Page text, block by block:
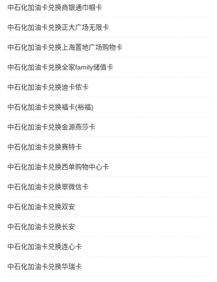
中石化加油卡兑换商银通巾帼卡
中石化加油卡兑换正大广场无限卡
中石化加油卡兑换上海置地广场购物卡
中石化加油卡兑换全家family储值卡
中石化加油卡兑换迪卡侬卡
中石化加油卡兑换福卡(裕福)
中石化加油卡兑换金源燕莎卡
中石化加油卡兑换赛特卡
中石化加油卡兑换西单购物中心卡
中石化加油卡兑换翠微信卡
中石化加油卡兑换双安
中石化加油卡兑换长安
中石化加油卡兑换连心卡
中石化加油卡兑换华瑞卡